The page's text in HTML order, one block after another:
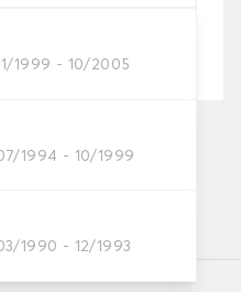
1999 - 10/2005
1994 - 10/1999
1990 - 12/1993
alle tue esigenze
su 17/08/2026
a partire da 60 euro